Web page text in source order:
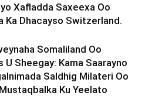
Xafladda Saxeexa Oo
Ka Dhacayso Switzerland.
Somaliland Oo
U Sheegay: Kama Saarayno
Saldhig Milateri Oo
Ku Yeelato